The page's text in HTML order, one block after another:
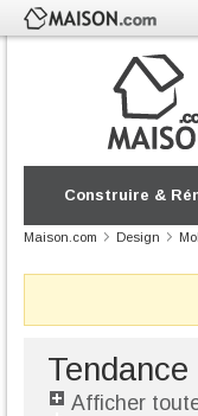
Construire &
Maison.com Design
Afficher